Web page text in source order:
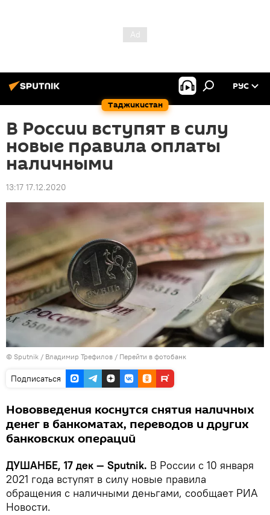
Таджикистан
РУС
В России вступят в силу
новые правила оплаты
наличными
13:17 17.12.2020
© Sputnik / Владимир Трефилов / Перейти в фотобанк
Подписаться
Нововведения коснутся снятия наличных
денег в банкоматах, переводов и других
банковских операций
ДУШАНБЕ, 17 дек — Sputnik. В России с 10 января
2021 года вступят в силу новые правила
обращения с наличными деньгами, сообщает РИА
Новости.